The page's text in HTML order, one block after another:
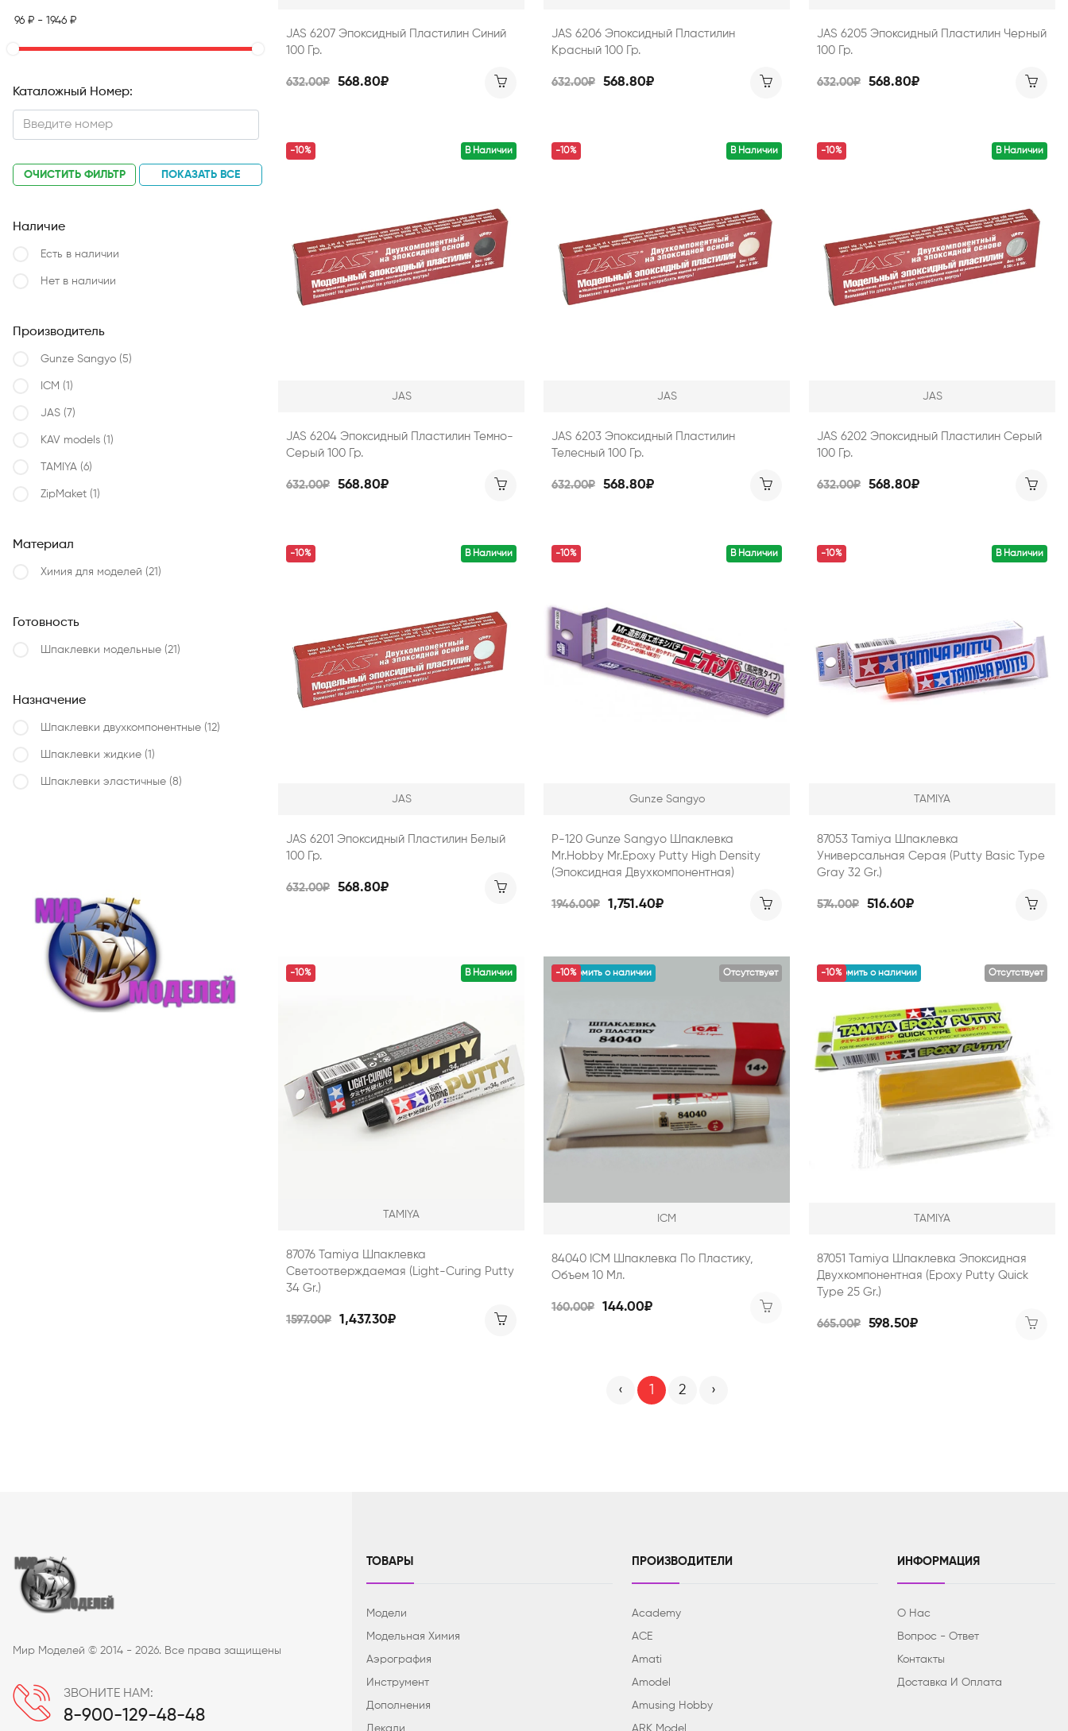
JAS 6207 Эпоксидный Пластилин Синий
100 Гр.
632.00₽ 568.80₽
JAS 6206 Эпоксидный Пластилин
Красный 100 Гр.
632.00₽ 568.80₽
JAS 6205 Эпоксидный Пластилин Черный
100 Гр.
632.00₽ 568.80₽
В Наличии
-10%
JAS
JAS 6204 Эпоксидный Пластилин Темно-
Серый 100 Гр.
632.00₽ 568.80₽
В Наличии
-10%
JAS
JAS 6203 Эпоксидный Пластилин
Телесный 100 Гр.
632.00₽ 568.80₽
В Наличии
-10%
JAS
JAS 6202 Эпоксидный Пластилин Серый
100 Гр.
632.00₽ 568.80₽
В Наличии
-10%
JAS
JAS 6201 Эпоксидный Пластилин Белый
100 Гр.
632.00₽ 568.80₽
В Наличии
-10%
Gunze Sangyo
P-120 Gunze Sangyo Шпаклевка
Mr.Hobby Mr.Epoxy Putty High Density
(эпоксидная Двухкомпонентная)
1946.00₽ 1,751.40₽
В Наличии
-10%
TAMIYA
87053 Tamiya Шпаклевка
Универсальная Серая (Putty Basic Type
Gray 32 Gr.)
574.00₽ 516.60₽
В Наличии
-10%
TAMIYA
87076 Tamiya Шпаклевка
Светоотверждаемая (Light-Curing Putty
34 Gr.)
1597.00₽ 1,437.30₽
Отсутствует
уведомить о наличии
-10%
ICM
84040 ICM Шпаклевка По Пластику,
Объем 10 Мл.
160.00₽ 144.00₽
Отсутствует
уведомить о наличии
-10%
TAMIYA
87051 Tamiya Шпаклевка Эпоксидная
Двухкомпонентная (Epoxy Putty Quick
Type 25 Gr.)
665.00₽ 598.50₽
‹ 1 2 ›
Каталожный Номер:
ОЧИСТИТЬ ФИЛЬТР ПОКАЗАТЬ ВСЕ
Наличие
Есть в наличии
Нет в наличии
Производитель
Gunze Sangyo (5)
ICM (1)
JAS (7)
KAV models (1)
TAMIYA (6)
ZipMaket (1)
Материал
Химия для моделей (21)
Готовность
Шпаклевки модельные (21)
Назначение
Шпаклевки двухкомпонентные (12)
Шпаклевки жидкие (1)
Шпаклевки эластичные (8)
Мир Моделей © 2014 - 2026. Все права защищены
ЗВОНИТЕ НАМ:
8-900-129-48-48
ТОВАРЫ
Модели
Модельная Химия
Аэрография
Инструмент
Дополнения
Декали
ПРОИЗВОДИТЕЛИ
Academy
ACE
Amati
Amodel
Amusing Hobby
ARK Model
ИНФОРМАЦИЯ
О Нас
Вопрос - Ответ
Контакты
Доставка И Оплата